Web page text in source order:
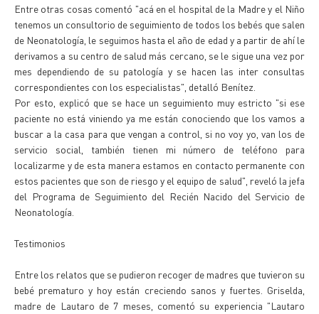
Entre otras cosas comentó "acá en el hospital de la Madre y el Niño
tenemos un consultorio de seguimiento de todos los bebés que salen
de Neonatología, le seguimos hasta el año de edad y a partir de ahí le
derivamos a su centro de salud más cercano, se le sigue una vez por
mes dependiendo de su patología y se hacen las inter consultas
correspondientes con los especialistas", detalló Benítez.
Por esto, explicó que se hace un seguimiento muy estricto "si ese
paciente no está viniendo ya me están conociendo que los vamos a
buscar a la casa para que vengan a control, si no voy yo, van los de
servicio social, también tienen mi número de teléfono para
localizarme y de esta manera estamos en contacto permanente con
estos pacientes que son de riesgo y el equipo de salud", reveló la jefa
del Programa de Seguimiento del Recién Nacido del Servicio de
Neonatología.
Testimonios
Entre los relatos que se pudieron recoger de madres que tuvieron su
bebé prematuro y hoy están creciendo sanos y fuertes. Griselda,
madre de Lautaro de 7 meses, comentó su experiencia "Lautaro